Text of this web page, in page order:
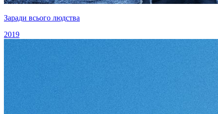
Заради всього людства
2019